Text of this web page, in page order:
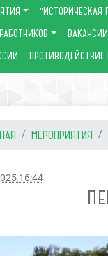
"ИСТОРИЧЕСКАЯ
ПРОТИВОДЕЙСТВИЕ
МЕРОПРИЯТИЯ
16:44